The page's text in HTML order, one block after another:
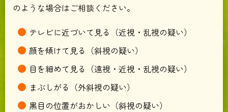
のような場合はご相談ください。
テレビに近づいて見る（近視・乱視の疑い）
顔を傾けて見る（斜視の疑い）
目を細めて見る（遠視・近視・乱視の疑い）
まぶしがる（外斜視の疑い）
黒目の位置がおかしい（斜視の疑い）